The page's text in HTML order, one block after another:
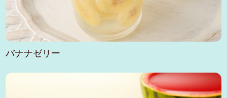
バナナゼリー